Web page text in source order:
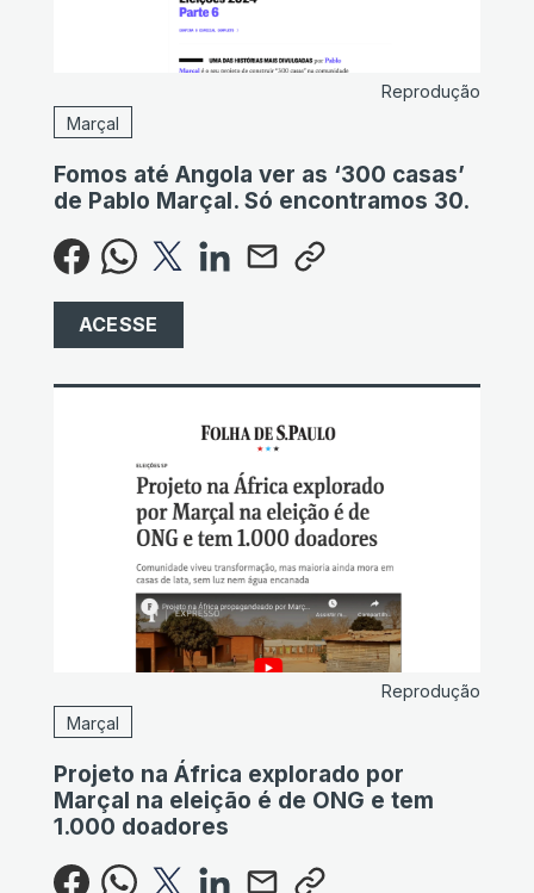
Reprodução
Marçal
Fomos até Angola ver as ‘300 casas’
de Pablo Marçal. Só encontramos 30.
ACESSE
Reprodução
Marçal
Projeto na África explorado por
Marçal na eleição é de ONG e tem
1.000 doadores